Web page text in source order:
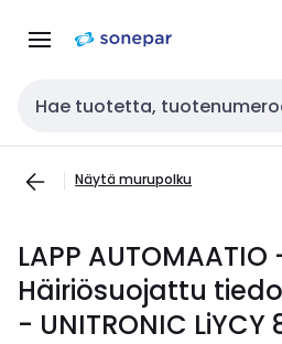
navigointiinsisältöön
Haku
Näytä murupolku
LAPP AUTOMAATIO
Häiriösuojattu
- UNITRONIC LiYCY